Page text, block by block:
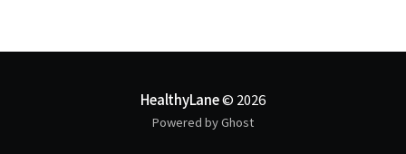
積變大的情況下，表面積會縮小（更正確來說是【表面積
我常說，尤其在科學和醫學領域，符合直覺不見得就是對
HealthyLane© 2026
Powered by Ghost